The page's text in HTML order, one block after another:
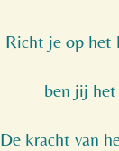
Richt je op het
ben jij
De kracht van